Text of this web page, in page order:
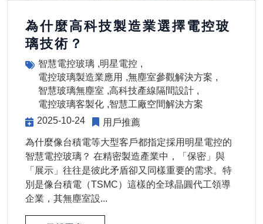
為什麼高科技製造業選擇電控玻
璃技術？
智慧電控玻璃 明星電控
電控玻璃製造業應用
無塵室參觀解決方案
智慧玻璃無塵室 高科技產線隔間設計
電控玻璃客製化 智慧工廠空間解決方案
2025-10-24
用戶推薦
為什麼像台積電等大型客戶都指定採用明星電控的
智慧電控玻璃？ 在精密製造產業中，「保密」與
「展示」往往是彼此矛盾卻又同樣重要的需求。特
別是像台積電（TSMC）這樣的全球晶圓代工領導
企業，其無塵室設...